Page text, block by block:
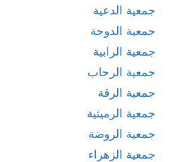
جمعية الدعية
جمعية الدوحة
جمعية الرابية
جمعية الرحاب
جمعية الرقة
جمعية الرميثية
جمعية الروضة
جمعية الزهراء